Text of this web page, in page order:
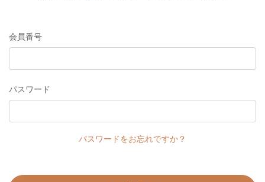
会員番号
パスワード
パスワードをお忘れですか？